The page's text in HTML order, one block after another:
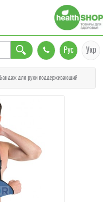
Рус Укр
Бандаж для руки поддерживающий